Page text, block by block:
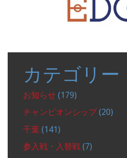
カテゴリー
お知らせ (179)
チャンピオンシップ(20)
千葉 (141)
参入戦・入替戦 (7)